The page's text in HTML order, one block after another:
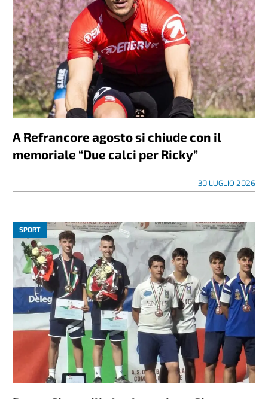
A Refrancore agosto si chiude con il
memoriale “Due calci per Ricky”
30 LUGLIO 2026
SPORT